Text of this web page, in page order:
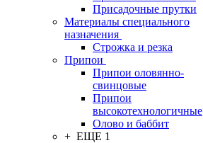
Присадочные прутки
Материалы специального
назначения
Строжка и резка
Припои
Припои оловянно-
свинцовые
Припои
высокотехнологичные
Олово и баббит
+ ЕЩЕ 1